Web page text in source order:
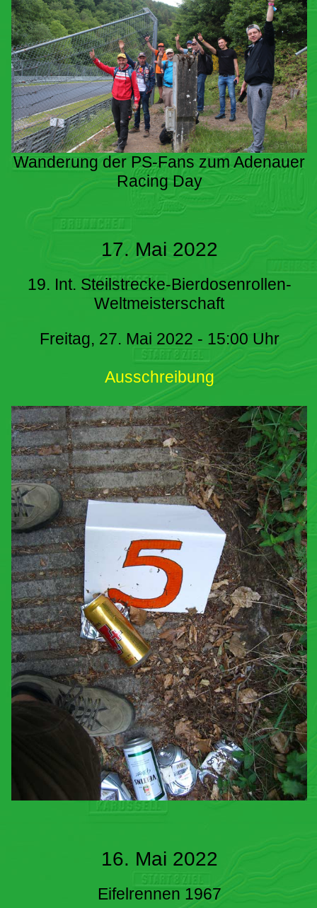
Wanderung der PS-Fans zum Adenauer
Racing Day
17. Mai 2022
19. Int. Steilstrecke-Bierdosenrollen-
Weltmeisterschaft
Freitag, 27. Mai 2022 - 15:00 Uhr
Ausschreibung
16. Mai 2022
Eifelrennen 1967